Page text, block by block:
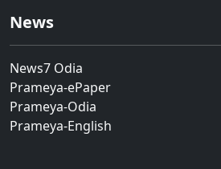
News
News7 Odia
Prameya-ePaper
Prameya-Odia
Prameya-English